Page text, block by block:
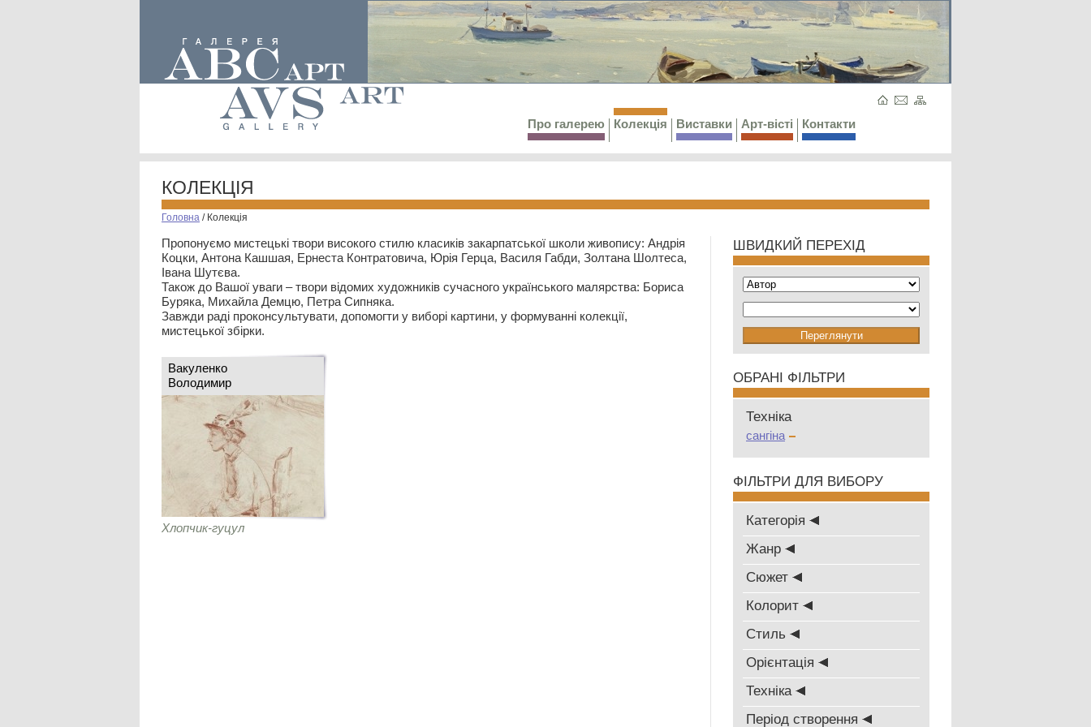
Про галерею Колекція Виставки Арт-вісті Контакти
КОЛЕКЦІЯ
Головна / Колекція
Пропонуємо мистецькі твори високого стилю класиків закарпатської школи живопису: Андрія
Коцки, Антона Кашшая, Ернеста Контратовича, Юрія Герца, Василя Габди, Золтана Шолтеса,
Івана Шутєва.
Також до Вашої уваги – твори відомих художників сучасного українського малярства: Бориса
Буряка, Михайла Демцю, Петра Сипняка.
Завжди раді проконсультувати, допомогти у виборі картини, у формуванні колекції,
мистецької збірки.
Вакуленко
Володимир
Хлопчик-гуцул
ШВИДКИЙ ПЕРЕХІД
ОБРАНІ ФІЛЬТРИ
Техніка
сангіна
ФІЛЬТРИ ДЛЯ ВИБОРУ
Категорія
Жанр
Сюжет
Колорит
Стиль
Oрієнтація
Техніка
Період створення